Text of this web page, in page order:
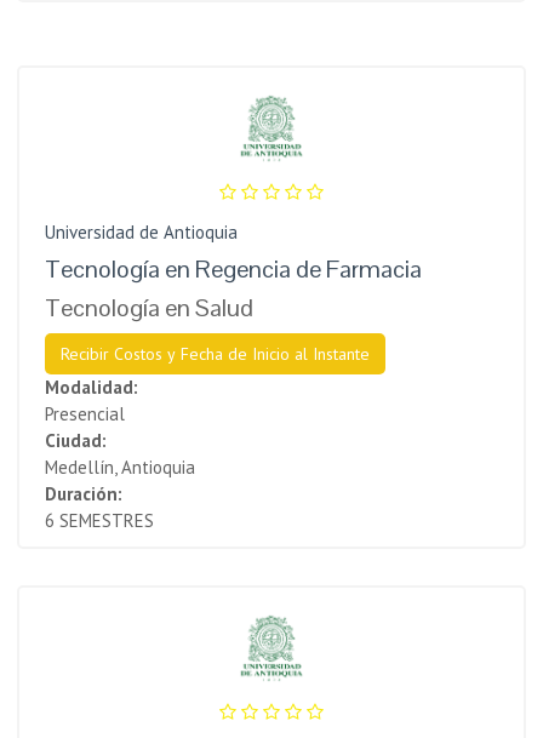
Universidad de Antioquia
Tecnología en Regencia de Farmacia
Tecnología en Salud
Recibir Costos y Fecha de Inicio al Instante
Modalidad:
Presencial
Ciudad:
Medellín, Antioquia
Duración:
6 SEMESTRES